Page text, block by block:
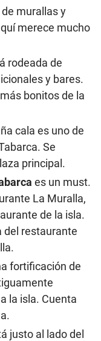
murallas y
merece mucho
rodeada de
y bares.
bonitos de la
cala es uno de
Se
principal.
es un must.
La Muralla,
de la isla.
del restaurante
fortificación de
la isla. Cuenta
justo al lado del